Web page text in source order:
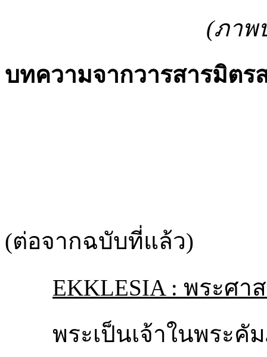
(ภาพ
บทความจากวารสารมิตร
(ต่อจากฉบับที่แล้ว)
EKKLESIA : พระศา
พระเป็นเจ้าในพระคัม